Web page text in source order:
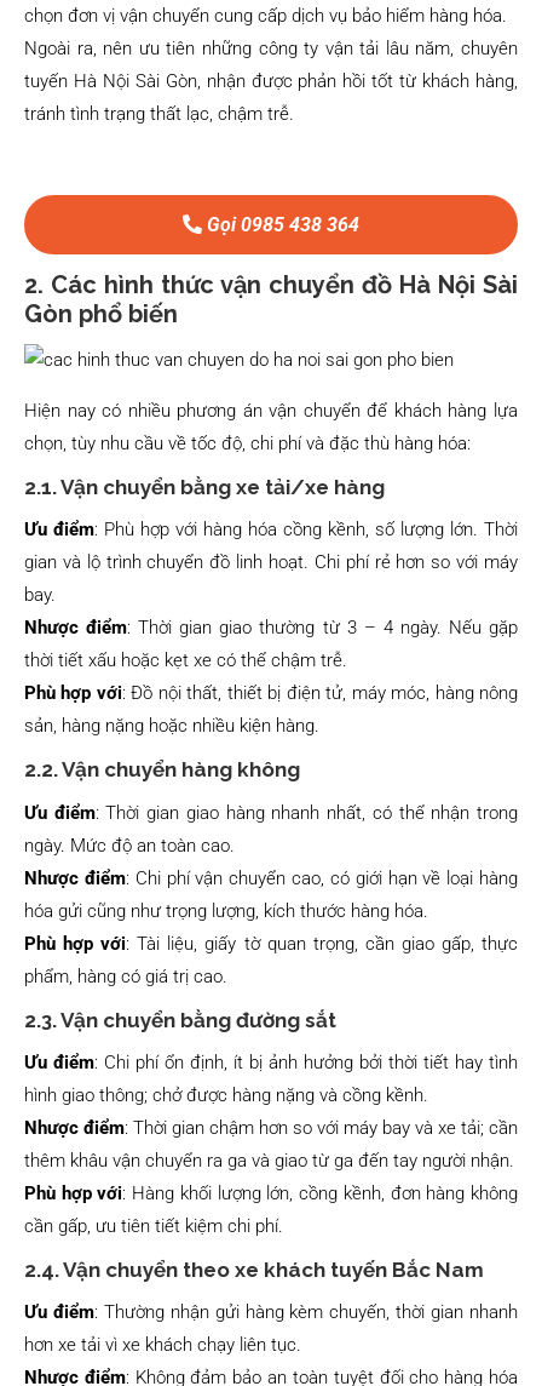
chọn đơn vị vận chuyển cung cấp dịch vụ bảo hiểm hàng hóa.
Ngoài ra, nên ưu tiên những công ty vận tải lâu năm, chuyên
tuyến Hà Nội Sài Gòn, nhận được phản hồi tốt từ khách hàng,
tránh tình trạng thất lạc, chậm trễ.
Gọi 0985 438 364
2. Các hình thức vận chuyển đồ Hà Nội Sài
Gòn phổ biến
Hiện nay có nhiều phương án vận chuyển để khách hàng lựa
chọn, tùy nhu cầu về tốc độ, chi phí và đặc thù hàng hóa:
2.1. Vận chuyển bằng xe tải/xe hàng
Ưu điểm: Phù hợp với hàng hóa cồng kềnh, số lượng lớn. Thời
gian và lộ trình chuyển đồ linh hoạt. Chi phí rẻ hơn so với máy
bay.
Nhược điểm: Thời gian giao thường từ 3 – 4 ngày. Nếu gặp
thời tiết xấu hoặc kẹt xe có thể chậm trễ.
Phù hợp với: Đồ nội thất, thiết bị điện tử, máy móc, hàng nông
sản, hàng nặng hoặc nhiều kiện hàng.
2.2. Vận chuyển hàng không
Ưu điểm: Thời gian giao hàng nhanh nhất, có thể nhận trong
ngày. Mức độ an toàn cao.
Nhược điểm: Chi phí vận chuyển cao, có giới hạn về loại hàng
hóa gửi cũng như trọng lượng, kích thước hàng hóa.
Phù hợp với: Tài liệu, giấy tờ quan trọng, cần giao gấp, thực
phẩm, hàng có giá trị cao.
2.3. Vận chuyển bằng đường sắt
Ưu điểm: Chi phí ổn định, ít bị ảnh hưởng bởi thời tiết hay tình
hình giao thông; chở được hàng nặng và cồng kềnh.
Nhược điểm: Thời gian chậm hơn so với máy bay và xe tải; cần
thêm khâu vận chuyển ra ga và giao từ ga đến tay người nhận.
Phù hợp với: Hàng khối lượng lớn, cồng kềnh, đơn hàng không
cần gấp, ưu tiên tiết kiệm chi phí.
2.4. Vận chuyển theo xe khách tuyến Bắc Nam
Ưu điểm: Thường nhận gửi hàng kèm chuyến, thời gian nhanh
hơn xe tải vì xe khách chạy liên tục.
Nhược điểm: Không đảm bảo an toàn tuyệt đối cho hàng hóa